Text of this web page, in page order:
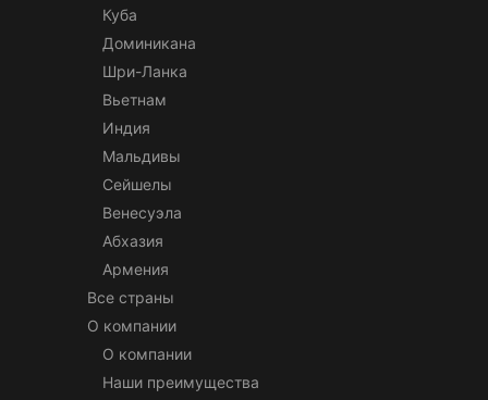
Куба
Доминикана
Шри-Ланка
Вьетнам
Индия
Мальдивы
Сейшелы
Венесуэла
Абхазия
Армения
Все страны
О компании
О компании
Наши преимущества